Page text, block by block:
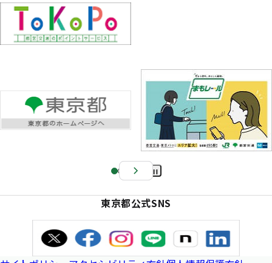
Pa
e
東京都公式SNS